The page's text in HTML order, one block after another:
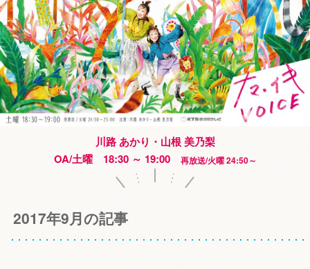
川路 あかり・山根 美乃梨
OA/土曜 18:30 ～ 19:00
再放送/火曜 24:50～
2017年9月の記事